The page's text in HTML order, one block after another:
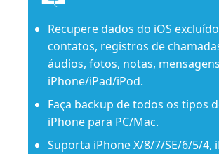
Recupere dados do iOS
contatos, registros de
áudios, fotos, notas,
iPhone/iPad/iPod.
Faça backup de todos os tipos
iPhone para PC/Mac.
Suporta iPhone X/8/7/SE/6/5/4,